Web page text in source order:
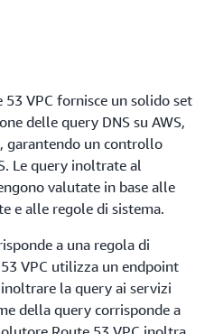
VPC fornisce un solido set
delle query DNS su AWS,
garantendo un controllo
Le query inoltrate al
valutate in base alle
e alle regole di sistema.
a una regola di
VPC utilizza un endpoint
la query ai servizi
della query corrisponde a